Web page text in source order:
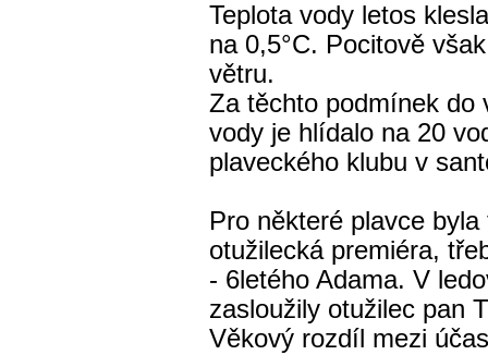
Teplota vody letos
na 0,5°C. Pocitově
větru.
Za těchto podmínek do
vody je hlídalo na 20
plaveckého klubu v
Pro některé plavce
otužilecká premiéra,
- 6letého Adama. V
zasloužily otužilec pan
Věkový rozdíl mezi